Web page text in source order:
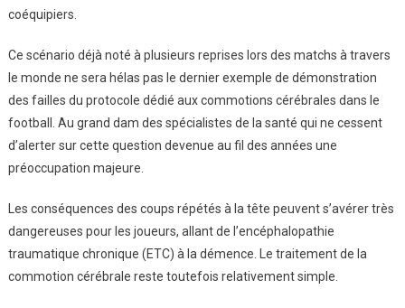
coéquipiers.
Ce scénario déjà noté à plusieurs reprises lors des matchs à travers
le monde ne sera hélas pas le dernier exemple de démonstration
des failles du protocole dédié aux commotions cérébrales dans le
football. Au grand dam des spécialistes de la santé qui ne cessent
d’alerter sur cette question devenue au fil des années une
préoccupation majeure.
Les conséquences des coups répétés à la tête peuvent s’avérer très
dangereuses pour les joueurs, allant de l’encéphalopathie
traumatique chronique (ETC) à la démence. Le traitement de la
commotion cérébrale reste toutefois relativement simple.